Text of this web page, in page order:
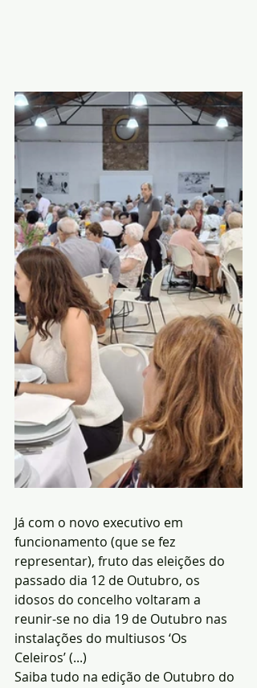
Já com o novo executivo em
funcionamento (que se fez
representar), fruto das eleições do
passado dia 12 de Outubro, os
idosos do concelho voltaram a
reunir-se no dia 19 de Outubro nas
instalações do multiusos ‘Os
Celeiros’ (...)
Saiba tudo na edição de Outubro do